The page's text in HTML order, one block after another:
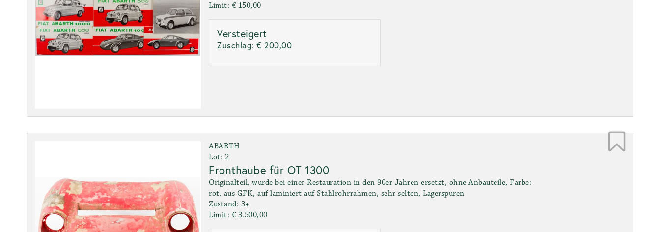
Limit: € 150,00
Versteigert
Zuschlag:€ 200,00
ABARTH
Lot: 2
Fronthaube für OT 1300
Originalteil, wurde bei einer Restauration in den 90er Jahren ersetzt, ohne Anbauteile, Farbe:
rot, aus GFK, auf laminiert auf Stahlrohrrahmen, sehr selten, Lagerspuren
Zustand: 3+
Limit: € 3.500,00